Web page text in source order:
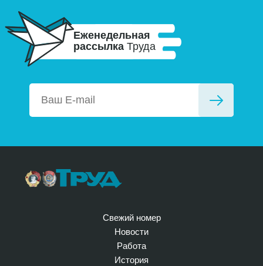
Еженедельная
рассылка Труда
Свежий номер
Новости
Работа
История